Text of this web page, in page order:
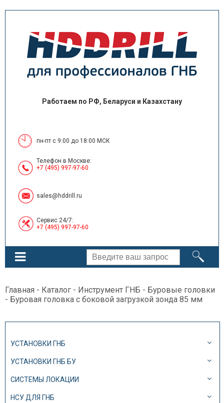
Работаем по РФ, Беларуси и Казахстану
пн-пт с 9:00 до 18:00 МСК
Телефон в Москве:
+7 (495) 997-97-60
sales@hddrill.ru
Сервис 24/7:
+7 (495) 997-97-60
Главная - Каталог - Инструмент ГНБ - Буровые головки
- Буровая головка с боковой загрузкой зонда 85 мм
УСТАНОВКИ ГНБ
УСТАНОВКИ ГНБ БУ
СИСТЕМЫ ЛОКАЦИИ
НСУ ДЛЯ ГНБ